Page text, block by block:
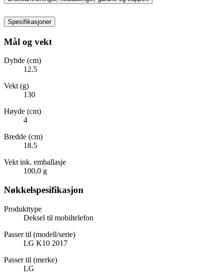
Spesifikasjoner
Mål og vekt
Dybde (cm)
12.5
Vekt (g)
130
Høyde (cm)
4
Bredde (cm)
18.5
Vekt ink. emballasje
100,0 g
Nøkkelspesifikasjon
Produkttype
Deksel til mobiltelefon
Passer til (modell/serie)
LG K10 2017
Passer til (merke)
LG